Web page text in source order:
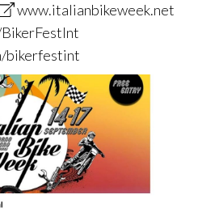
www.italianbikeweek.net
bikerfestint